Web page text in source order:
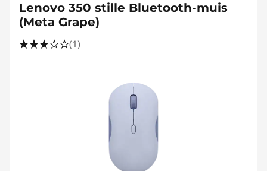
Lenovo 350 stille Bluetooth-muis
(Meta Grape)
(1)